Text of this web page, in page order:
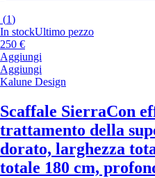
(1)
In stockUltimo pezzo
250 €
Aggiungi
Aggiungi
Kalune Design
Scaffale SierraCon
trattamento della
dorato, larghezza
totale 180 cm,